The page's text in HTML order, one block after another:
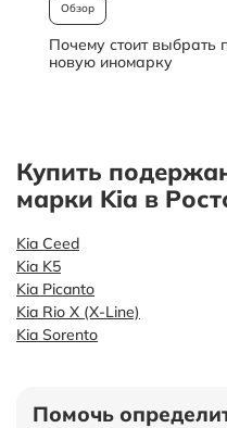
Обзор
Почему стоит
новую иномарку
Купить
марки Kia в
Kia Ceed
Kia K5
Kia Picanto
Kia Rio X (X-Line)
Kia Sorento
Помочь